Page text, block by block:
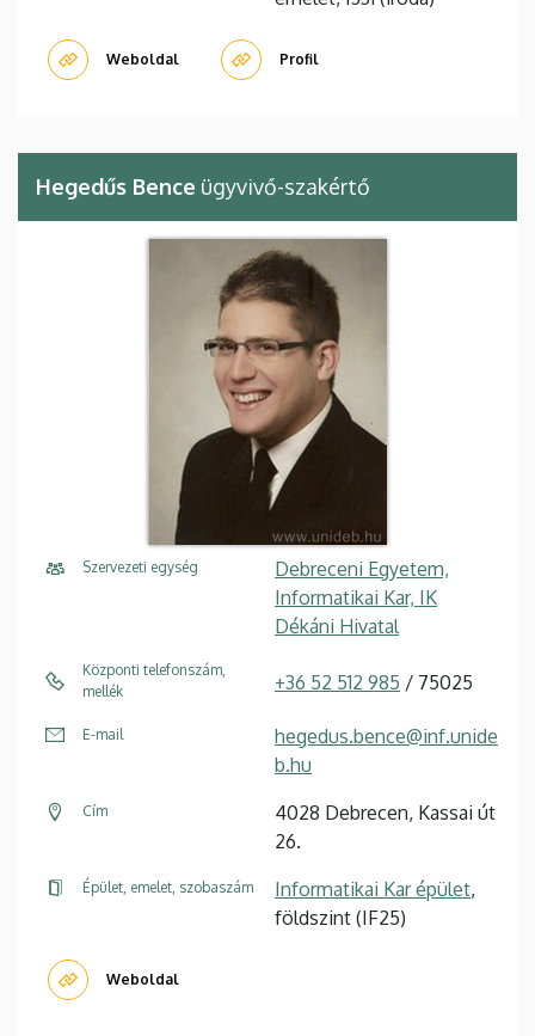
Weboldal Profil
Hegedűs Bence ügyvivő-szakértő
Szervezeti egység
Debreceni Egyetem,
Informatikai Kar, IK
Dékáni Hivatal
Központi telefonszám,
mellék
+36 52 512 985 / 75025
E-mail
hegedus.bence@inf.unide
b.hu
Cím
4028 Debrecen, Kassai út
26.
Épület, emelet, szobaszám Informatikai Kar épület,
földszint (IF25)
Weboldal